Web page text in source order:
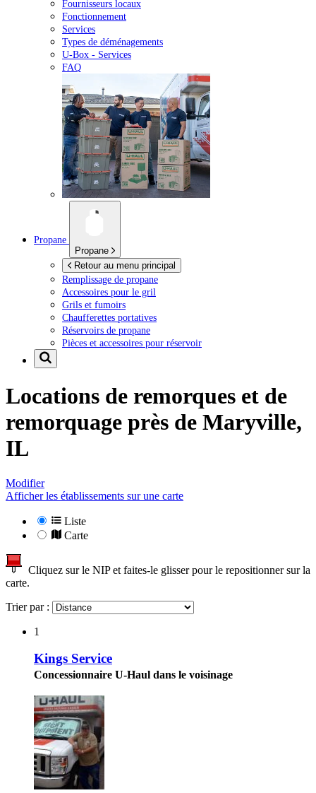
Fournisseurs locaux
Fonctionnement
Services
Types de déménagements
U-Box - Services
FAQ
Propane
Propane
Retour au menu principal
Remplissage de propane
Accessoires pour le gril
Grils et fumoirs
Chaufferettes portatives
Réservoirs de propane
Pièces et accessoires pour réservoir
Locations de remorques et de
remorquage près de Maryville,
IL
Modifier
Afficher les établissements sur une carte
Liste
Carte
Cliquez sur le NIP et faites-le glisser pour le repositionner sur la
carte.
Trier par :
1
Kings Service
Concessionnaire U-Haul dans le voisinage